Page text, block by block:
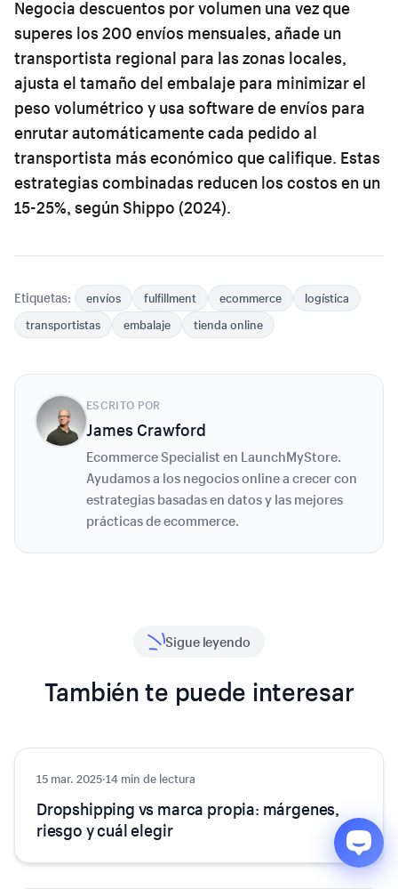
Negocia descuentos por volumen una vez que
superes los 200 envíos mensuales, añade un
transportista regional para las zonas locales,
ajusta el tamaño del embalaje para minimizar el
peso volumétrico y usa software de envíos para
enrutar automáticamente cada pedido al
transportista más económico que califique. Estas
estrategias combinadas reducen los costos en un
15-25%, según Shippo (2024).
Etiquetas: envíos fulfillment ecommerce
logística
transportistas
embalaje tienda online
ESCRITO POR
James Crawford
Ecommerce Specialist en LaunchMyStore.
Ayudamos a los negocios online a crecer con
estrategias basadas en datos y las mejores
prácticas de ecommerce.
Sigue leyendo
También te puede interesar
Ecommerce
15 mar. 2025·14 min de lectura
Dropshipping vs marca propia: márgenes,
riesgo y cuál elegir